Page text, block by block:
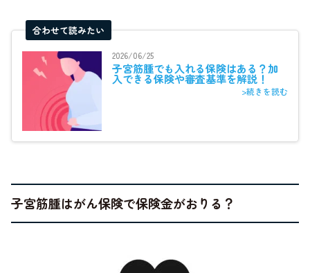
合わせて読みたい
2026/06/25
子宮筋腫でも入れる保険はある？加
入できる保険や審査基準を解説！
>続きを読む
子宮筋腫はがん保険で保険金がおりる？